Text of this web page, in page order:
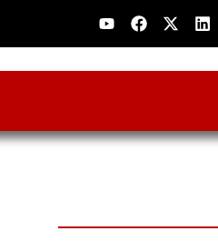
YoutubeFacebook
X-
twitter